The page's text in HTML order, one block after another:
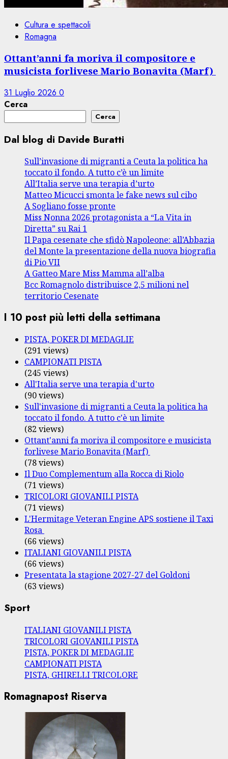
Cultura e spettacoli
Romagna
Ottant’anni fa moriva il compositore e
musicista forlivese Mario Bonavita (Marf)
31 Luglio 2026 0
Cerca
Cerca
Dal blog di Davide Buratti
Sull’invasione di migranti a Ceuta la politica ha
toccato il fondo. A tutto c’è un limite
All’Italia serve una terapia d’urto
Matteo Micucci smonta le fake news sul cibo
A Sogliano fosse pronte
Miss Nonna 2026 protagonista a “La Vita in
Diretta” su Rai 1
Il Papa cesenate che sfidò Napoleone: all’Abbazia
del Monte la presentazione della nuova biografia
di Pio VII
A Gatteo Mare Miss Mamma all’alba
Bcc Romagnolo distribuisce 2,5 milioni nel
territorio Cesenate
I 10 post più letti della settimana
PISTA, POKER DI MEDAGLIE
(291 views)
CAMPIONATI PISTA
(245 views)
All'Italia serve una terapia d'urto
(90 views)
Sull'invasione di migranti a Ceuta la politica ha
toccato il fondo. A tutto c'è un limite
(82 views)
Ottant'anni fa moriva il compositore e musicista
forlivese Mario Bonavita (Marf)
(78 views)
Il Duo Complementum alla Rocca di Riolo
(71 views)
TRICOLORI GIOVANILI PISTA
(71 views)
L'Hermitage Veteran Engine APS sostiene il Taxi
Rosa
(66 views)
ITALIANI GIOVANILI PISTA
(66 views)
Presentata la stagione 2027-27 del Goldoni
(63 views)
Sport
ITALIANI GIOVANILI PISTA
TRICOLORI GIOVANILI PISTA
PISTA, POKER DI MEDAGLIE
CAMPIONATI PISTA
PISTA, GHIRELLI TRICOLORE
Romagnapost Riserva